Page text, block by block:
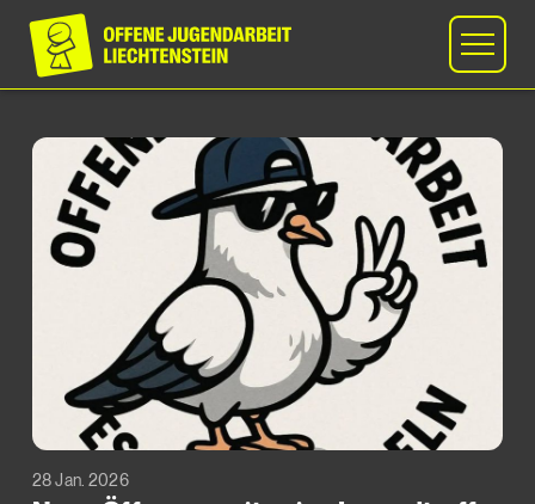
28 Jan. 2026